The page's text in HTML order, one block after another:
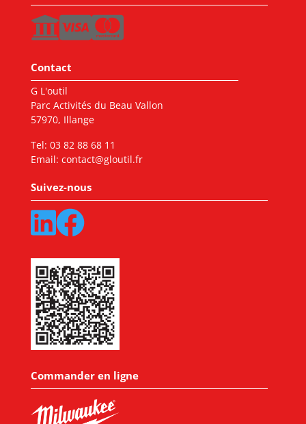
Contact
G L'outil
Parc Activités du Beau Vallon
57970, Illange
Tel: 03 82 88 68 11
Email: contact@gloutil.fr
Suivez-nous
Commander en ligne